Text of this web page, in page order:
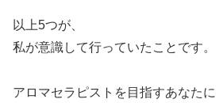
以上5つが、
私が意識して行っていたことです。
アロマセラピストを目指すあなたに